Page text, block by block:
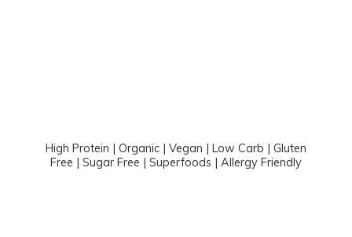
High Protein | Organic | Vegan | Low Carb | Gluten
Free | Sugar Free | Superfoods | Allergy Friendly